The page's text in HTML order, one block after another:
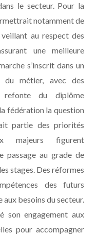
le secteur. Pour la
notamment de
au respect des
une meilleure
s’inscrit dans un
du métier, avec des
du diplôme
fédération la question
partie des priorités
majeurs figurent
passage au grade de
stages. Des réformes
des futurs
besoins du secteur.
son engagement aux
pour accompagner